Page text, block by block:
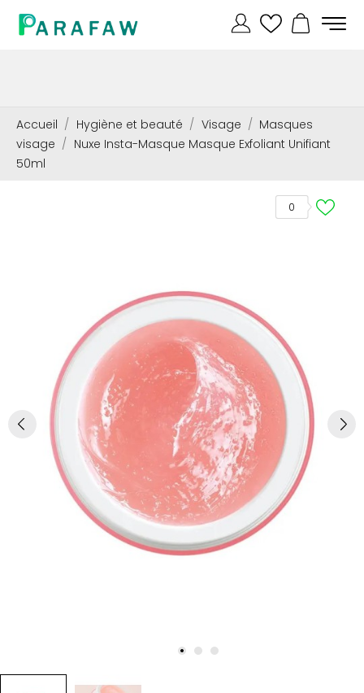
Accueil Hygiène et beauté Visage
Masques
visage
Nuxe Insta-Masque Masque Exfoliant Unifiant
50ml
0